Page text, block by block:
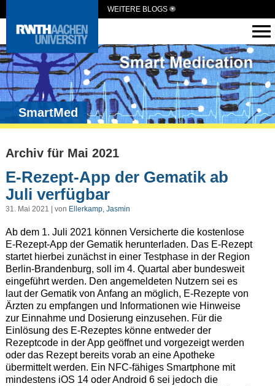
WEITERE BLOGS
SmartMed
Archiv für Mai 2021
E-Rezept-App der Gematik ab
Juli verfügbar
31. Mai 2021 | von Ellerkamp, Jasmin
Ab dem 1. Juli 2021 können Versicherte die kostenlose
E-Rezept-App der Gematik herunterladen. Das E-Rezept
startet hierbei zunächst in einer Testphase in der Region
Berlin-Brandenburg, soll im 4. Quartal aber bundesweit
eingeführt werden. Den angemeldeten Nutzern sei es
laut der Gematik von Anfang an möglich, E-Rezepte von
Ärzten zu empfangen und Informationen wie Hinweise
zur Einnahme und Dosierung einzusehen. Für die
Einlösung des E-Rezeptes könne entweder der
Rezeptcode in der App geöffnet und vorgezeigt werden
oder das Rezept bereits vorab an eine Apotheke
übermittelt werden. Ein NFC-fähiges Smartphone mit
mindestens iOS 14 oder Android 6 sei jedoch die